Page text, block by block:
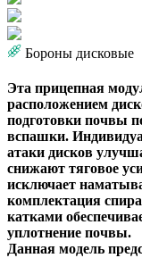
Бороны дисковые
Эта прицепная
расположением
подготовки почвы
вспашки.
атаки дисков
снижают тяговое
исключает
комплектация
катками
уплотнение почвы.
Данная модель